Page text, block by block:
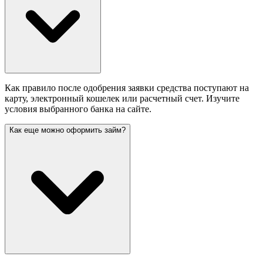
Как правило после одобрения заявки средства поступают на
карту, электронный кошелек или расчетный счет. Изучите
условия выбранного банка на сайте.
Как еще можно оформить займ?